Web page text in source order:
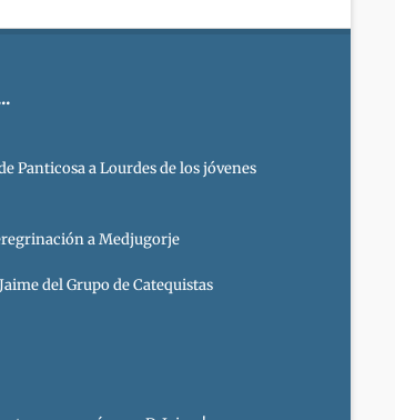
Panticosa a Lourdes de los jóvenes
a Medjugorje
del Grupo de Catequistas